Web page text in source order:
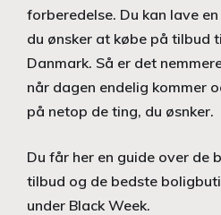
forberedelse. Du kan lave
du ønsker at købe på tilbud
Danmark. Så er det
når dagen endelig kommer
på netop de ting, du øsnker.
Du får her en guide over de
tilbud og de bedste
under Black Week.